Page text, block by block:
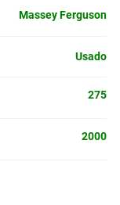
Massey Ferguson
Usado
275
2000